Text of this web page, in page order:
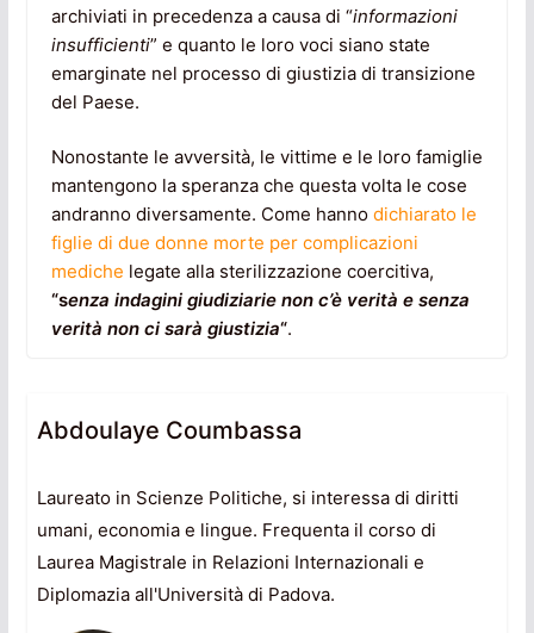
archiviati in precedenza a causa di “informazioni
insufficienti” e quanto le loro voci siano state
emarginate nel processo di giustizia di transizione
del Paese.
Nonostante le avversità, le vittime e le loro famiglie
mantengono la speranza che questa volta le cose
andranno diversamente. Come hanno dichiarato le
figlie di due donne morte per complicazioni
mediche legate alla sterilizzazione coercitiva,
“senza indagini giudiziarie non c’è verità e senza
verità non ci sarà giustizia“.
Abdoulaye Coumbassa
Laureato in Scienze Politiche, si interessa di diritti
umani, economia e lingue. Frequenta il corso di
Laurea Magistrale in Relazioni Internazionali e
Diplomazia all'Università di Padova.